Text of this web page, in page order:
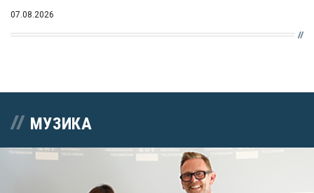
07.08.2026
МУЗИКА